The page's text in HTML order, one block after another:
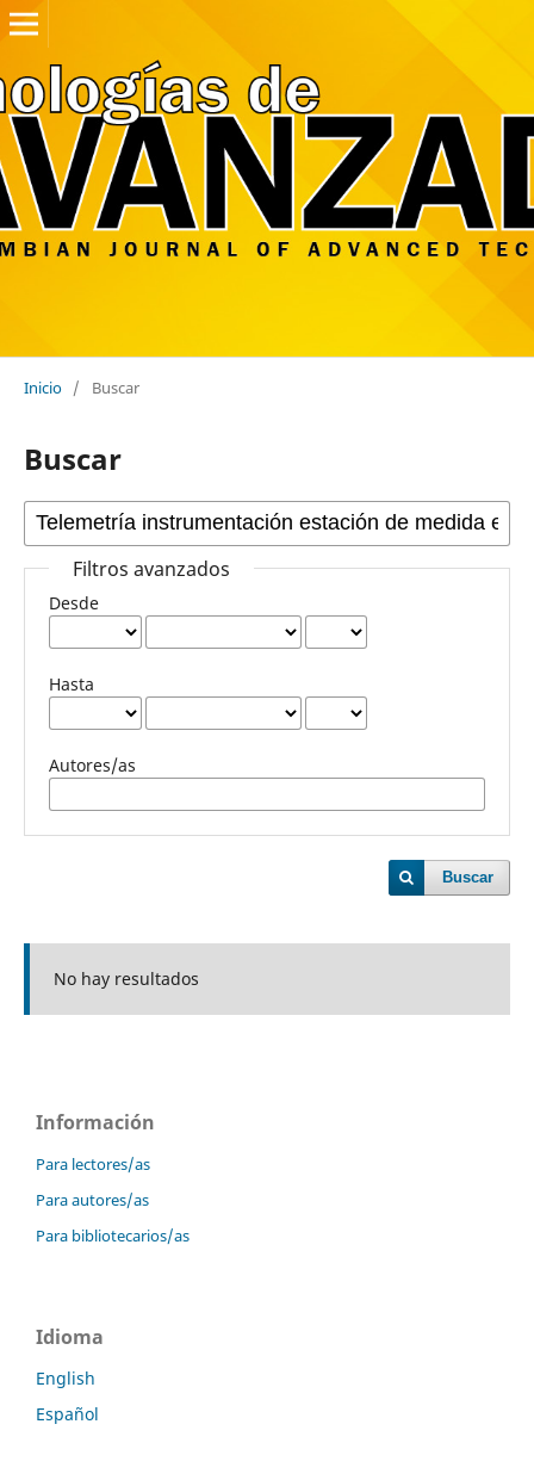
Inicio / Buscar
Buscar
Filtros avanzados
Desde
Hasta
Autores/as
Buscar
No hay resultados
Información
Para lectores/as
Para autores/as
Para bibliotecarios/as
Idioma
English
Español